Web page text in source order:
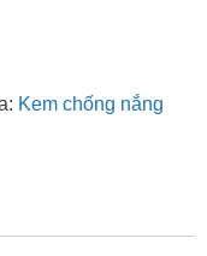
Kem chống nắng